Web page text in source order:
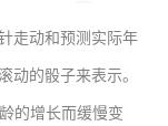
走动和预测实际年
动的骰子来表示。
的增长而缓慢变